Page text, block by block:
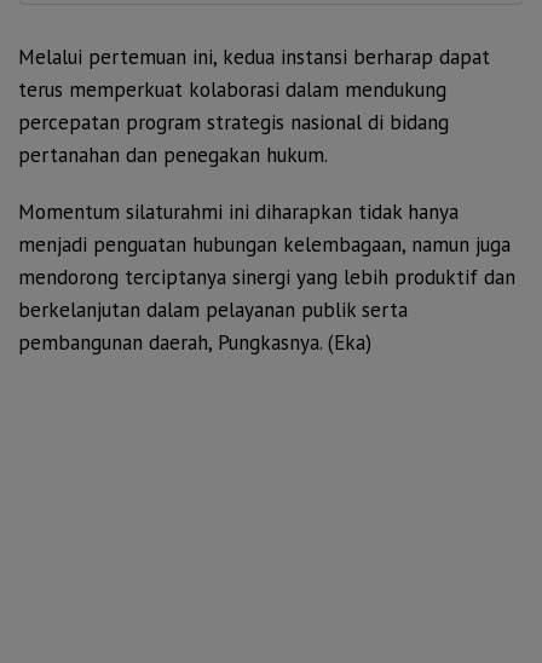
Melalui pertemuan ini, kedua instansi berharap dapat
terus memperkuat kolaborasi dalam mendukung
percepatan program strategis nasional di bidang
pertanahan dan penegakan hukum.
Momentum silaturahmi ini diharapkan tidak hanya
menjadi penguatan hubungan kelembagaan, namun juga
mendorong terciptanya sinergi yang lebih produktif dan
berkelanjutan dalam pelayanan publik serta
pembangunan daerah, Pungkasnya. (Eka)